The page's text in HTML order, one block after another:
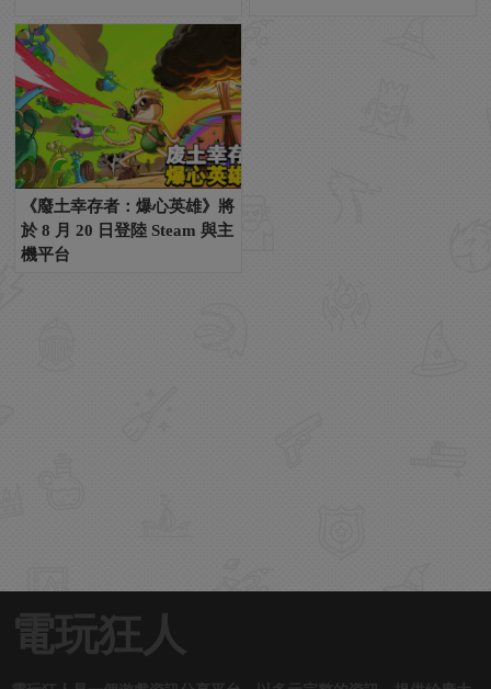
《廢土幸存者：爆心英雄》將
於 8 月 20 日登陸 Steam 與主
機平台
電玩狂人